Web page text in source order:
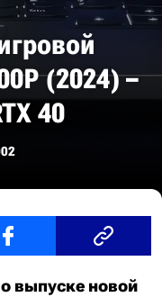
(2024) –
40
выпуске новой